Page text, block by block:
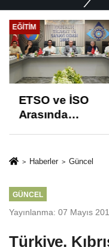
EĞITIM
ETSO ve İSO
Arasında
Protokolü
Haberler Güncel
GÜNCEL
Yayınlanma: 07 Mayıs
Türkiye,